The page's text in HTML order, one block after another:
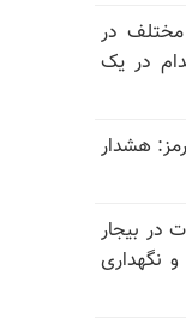
مختلف در
قیام، دست کم ۲۶ اعدام در یک
هرمز: هشدار
در بیجار
نگهداری